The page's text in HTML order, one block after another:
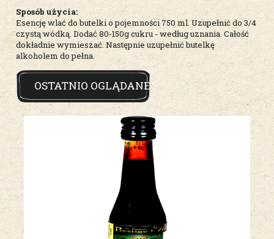
Sposób użycia:
Esencję wlać do butelki o pojemności 750 ml. Uzupełnić do 3/4
czystą wódką. Dodać 80-150g cukru - według uznania. Całość
dokładnie wymieszać. Następnie uzupełnić butelkę
alkoholem do pełna.
OSTATNIO OGLĄDANE